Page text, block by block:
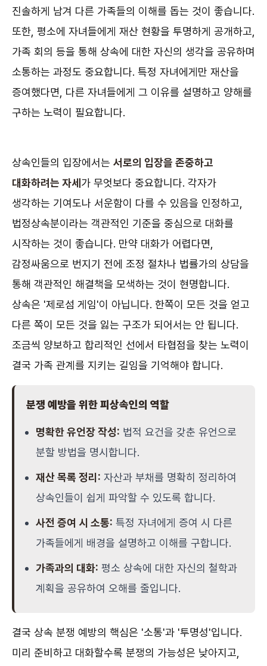
진솔하게 남겨 다른 가족들의 이해를 돕는 것이 좋습니다.
또한, 평소에 자녀들에게 재산 현황을 투명하게 공개하고,
가족 회의 등을 통해 상속에 대한 자신의 생각을 공유하며
소통하는 과정도 중요합니다. 특정 자녀에게만 재산을
증여했다면, 다른 자녀들에게 그 이유를 설명하고 양해를
구하는 노력이 필요합니다.
상속인들의 입장에서는 서로의 입장을 존중하고
대화하려는 자세 가 무엇보다 중요합니다. 각자가
생각하는 기여도나 서운함이 다를 수 있음을 인정하고,
법정상속분이라는 객관적인 기준을 중심으로 대화를
시작하는 것이 좋습니다. 만약 대화가 어렵다면,
감정싸움으로 번지기 전에 조정 절차나 법률가의 상담을
통해 객관적인 해결책을 모색하는 것이 현명합니다.
상속은 '제로섬 게임'이 아닙니다. 한쪽이 모든 것을 얻고
다른 쪽이 모든 것을 잃는 구조가 되어서는 안 됩니다.
조금씩 양보하고 합리적인 선에서 타협점을 찾는 노력이
결국 가족 관계를 지키는 길임을 기억해야 합니다.
분쟁 예방을 위한 피상속인의 역할
명확한 유언장 작성: 법적 요건을 갖춘 유언으로
분할 방법을 명시합니다.
재산 목록 정리: 자산과 부채를 명확히 정리하여
상속인들이 쉽게 파악할 수 있도록 합니다.
사전 증여 시 소통: 특정 자녀에게 증여 시 다른
가족들에게 배경을 설명하고 이해를 구합니다.
가족과의 대화: 평소 상속에 대한 자신의 철학과
계획을 공유하여 오해를 줄입니다.
결국 상속 분쟁 예방의 핵심은 '소통'과 '투명성'입니다.
미리 준비하고 대화할수록 분쟁의 가능성은 낮아지고,